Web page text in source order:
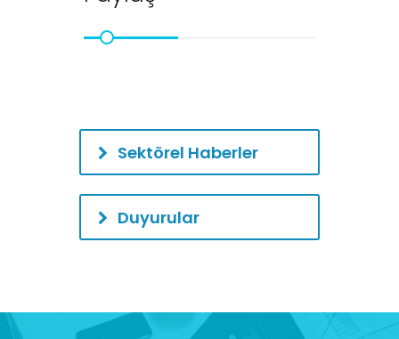
Sektörel Haberler
Duyurular